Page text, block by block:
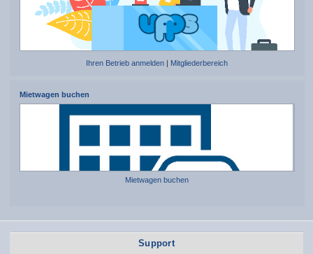
Ihren Betrieb anmelden Mitgliederbereich
Mietwagen buchen
Mietwagen buchen
Support